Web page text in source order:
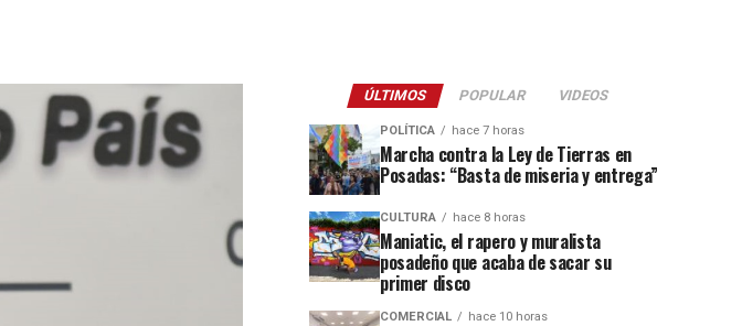
ÚLTIMOS POPULAR VIDEOS
POLÍTICA hace 7 horas
Marcha contra la Ley de Tierras en
Posadas: “Basta de miseria y entrega”
CULTURA hace 8 horas
Maniatic, el rapero y muralista
posadeño que acaba de sacar su
primer disco
COMERCIAL hace 10 horas